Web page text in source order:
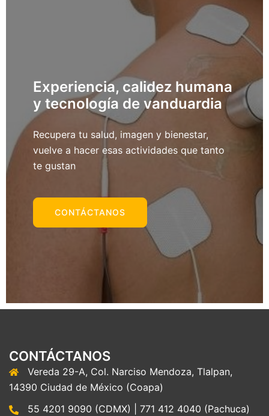
Experiencia, calidez humana
y tecnología de vanduardia
Recupera tu salud, imagen y bienestar,
vuelve a hacer esas actividades que tanto
te gustan
CONTÁCTANOS
CONTÁCTANOS
Vereda 29-A, Col. Narciso Mendoza, Tlalpan,
14390 Ciudad de México (Coapa)
55 4201 9090 (CDMX) | 771 412 4040 (Pachuca)